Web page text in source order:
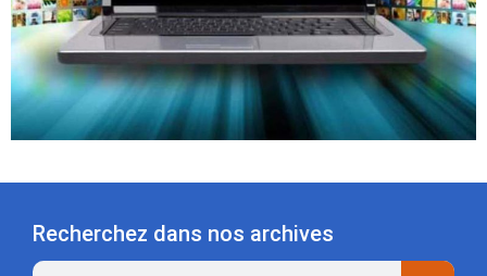
Recherchez dans nos archives